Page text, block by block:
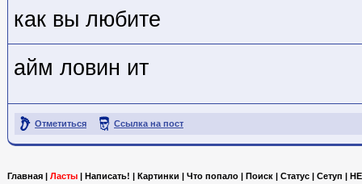
как вы любите
айм ловин ит
Отметиться Ссылка на пост
Главная | Ласты | Написать! | Картинки | Что попало | Поиск | Статус | Сетуп |